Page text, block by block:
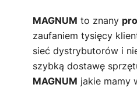
MAGNUM to znany
zaufaniem tysięcy
sieć dystrybutorów i
szybką dostawę
MAGNUM jakie mamy